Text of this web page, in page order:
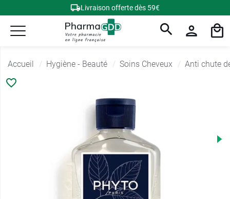
Livraison offerte dès 59€
Accueil Hygiène - Beauté Soins Cheveux Anti chute